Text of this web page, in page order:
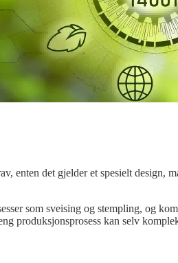
det gjelder et spesielt design,
som sveising og stempling, og
produksjonsprosess kan selv